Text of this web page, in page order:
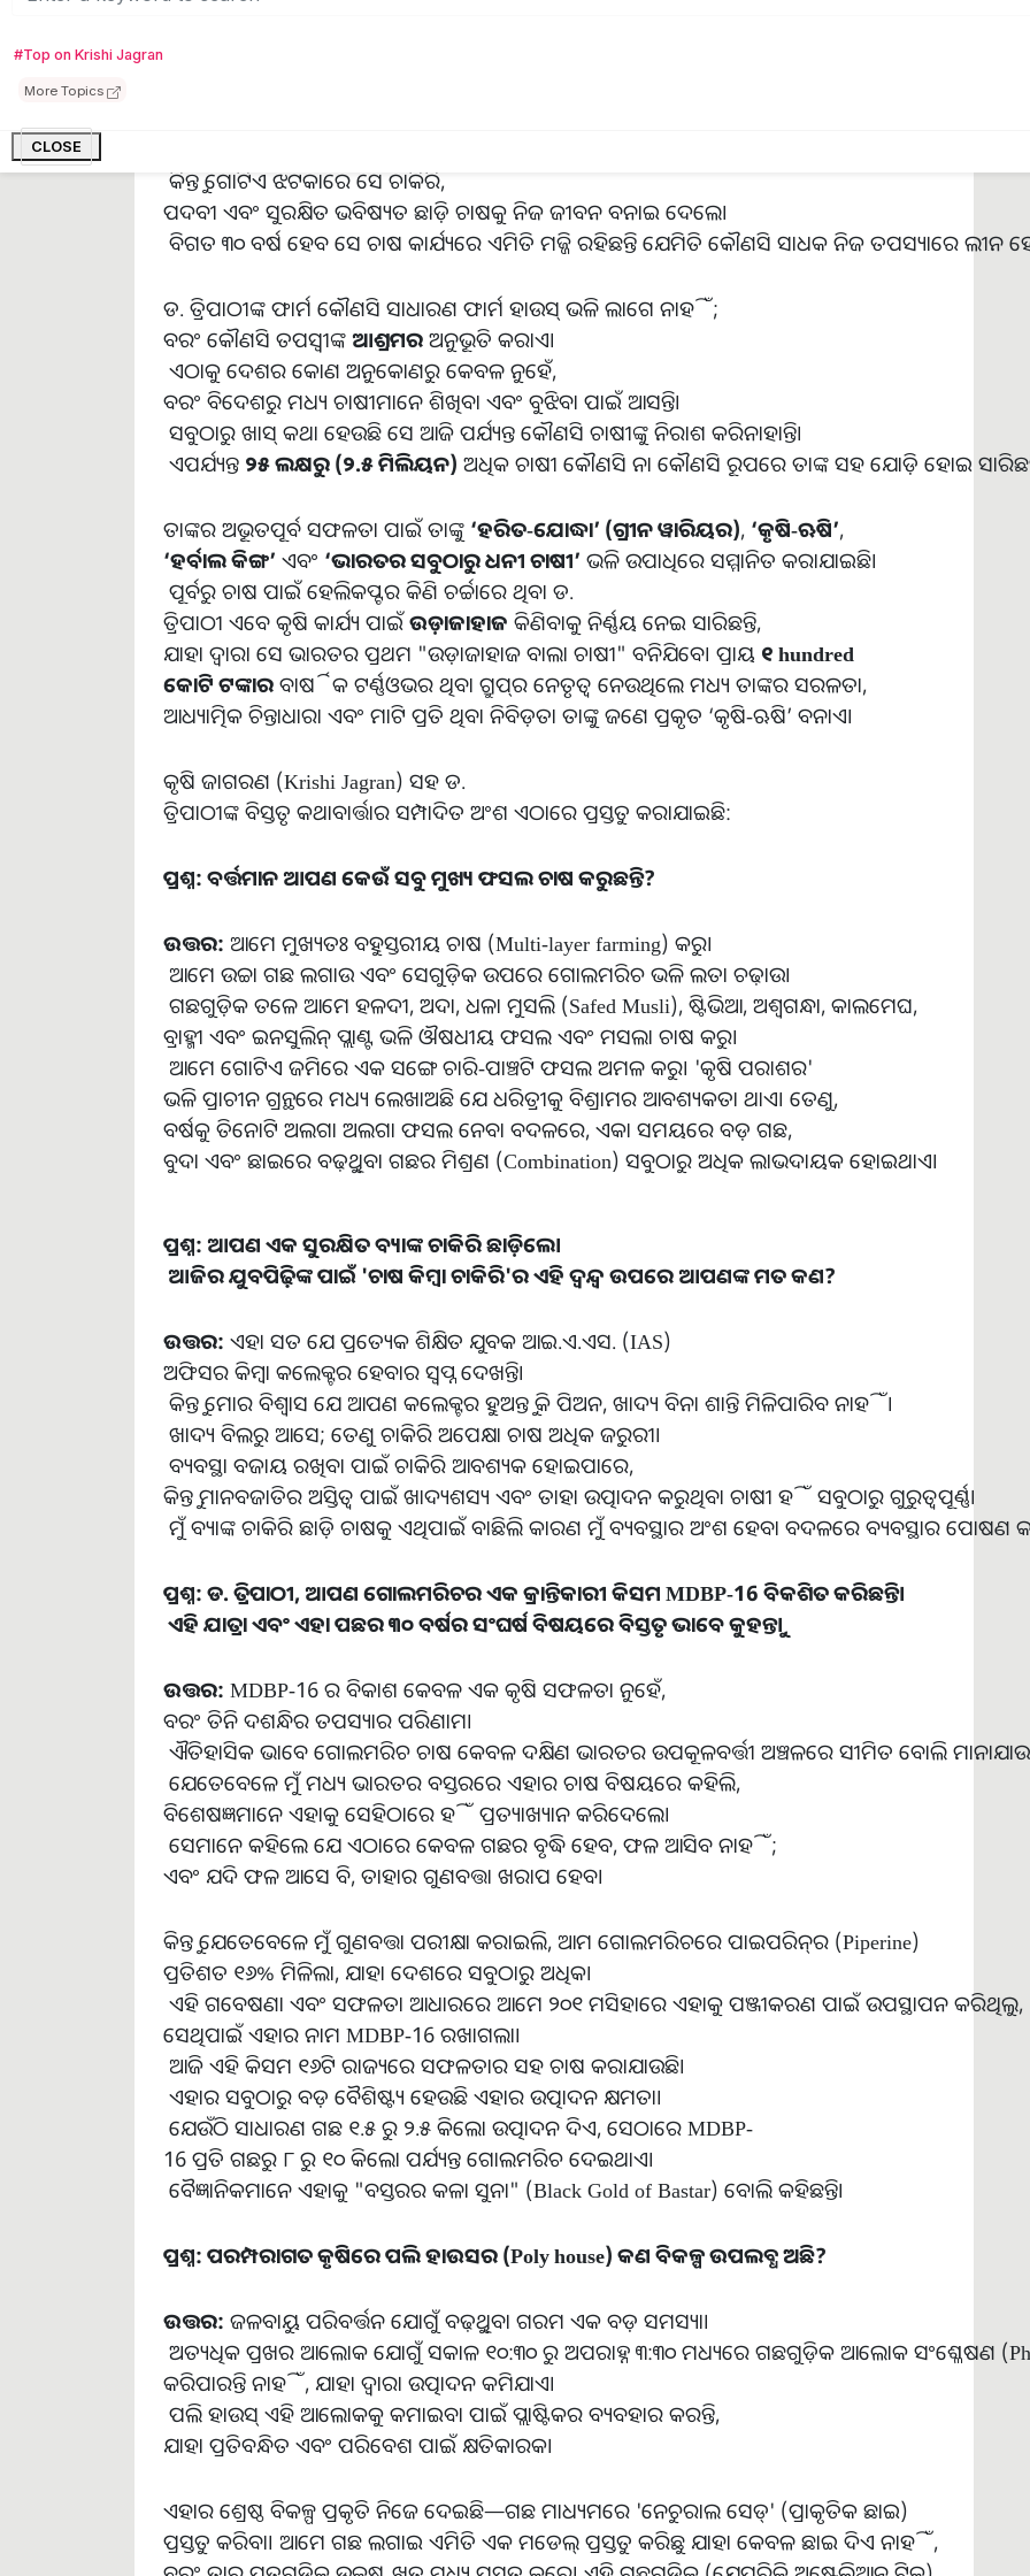
#Top on Krishi Jagran
More Topics
CLOSE
କିନ୍ତୁ ଗୋଟିଏ ଝଟକାରେ ସେ ଚାକିରି,
ପଦବୀ ଏବଂ ସୁରକ୍ଷିତ ଭବିଷ୍ୟତ ଛାଡ଼ି ଚାଷକୁ ନିଜ ଜୀବନ ବନାଇ ଦେଲେ।
ବିଗତ ୩୦ ବର୍ଷ ହେବ ସେ ଚାଷ କାର୍ଯ୍ୟରେ ଏମିତି ମଜ୍ଜି ରହିଛନ୍ତି ଯେମିତି କୌଣସି ସାଧକ ନିଜ ତପସ୍ୟାରେ ଲୀନ
ଡ. ତ୍ରିପାଠୀଙ୍କ ଫାର୍ମ କୌଣସି ସାଧାରଣ ଫାର୍ମ ହାଉସ୍ ଭଳି ଲାଗେ ନାହିଁ;
ବରଂ କୌଣସି ତପସ୍ୱୀଙ୍କ ଆଶ୍ରମର ଅନୁଭୂତି କରାଏ।
ଏଠାକୁ ଦେଶର କୋଣ ଅନୁକୋଣରୁ କେବଳ ନୁହେଁ,
ବରଂ ବିଦେଶରୁ ମଧ୍ୟ ଚାଷୀମାନେ ଶିଖିବା ଏବଂ ବୁଝିବା ପାଇଁ ଆସନ୍ତି।
ସବୁଠାରୁ ଖାସ୍ କଥା ହେଉଛି ସେ ଆଜି ପର୍ଯ୍ୟନ୍ତ କୌଣସି ଚାଷୀଙ୍କୁ ନିରାଶ କରିନାହାନ୍ତି।
ଏପର୍ଯ୍ୟନ୍ତ ୨୫ଲକ୍ଷରୁ (୨.୫ମିଲିୟନ) ଅଧିକ ଚାଷୀ କୌଣସି ନା କୌଣସି ରୂପରେ ତାଙ୍କ ସହ ଯୋଡ଼ି ହୋଇ ସାରିଛନ୍ତି
ତାଙ୍କର ଅଭୂତପୂର୍ବ ସଫଳତା ପାଇଁ ତାଙ୍କୁ ‘ହରିତ-ଯୋଦ୍ଧା’ (ଗ୍ରୀନୱାରିୟର), ‘କୃଷି-ଋଷି’,
‘ହର୍ବାଲକିଙ୍ଗ’ ଏବଂ ‘ଭାରତରସବୁଠାରୁଧନୀ ଚାଷୀ’ ଭଳି ଉପାଧିରେ ସମ୍ମାନିତ କରାଯାଇଛି।
ପୂର୍ବରୁ ଚାଷ ପାଇଁ ହେଲିକପ୍ଟର କିଣି ଚର୍ଚ୍ଚାରେ ଥିବା ଡ.
ତ୍ରିପାଠୀ ଏବେ କୃଷି କାର୍ଯ୍ୟ ପାଇଁଉଡ଼ାଜାହାଜ କିଣିବାକୁ ନିର୍ଣ୍ଣୟ ନେଇ ସାରିଛନ୍ତି,
ଯାହା ଦ୍ୱାରା ସେ ଭାରତର ପ୍ରଥମ "ଉଡ଼ାଜାହାଜ ବାଲା ଚାଷୀ" ବନିଯିବେ। ପ୍ରାୟ ୧ hundred
କୋଟି ଟଙ୍କାର ବାର୍ଷିକ ଟର୍ଣ୍ଣଓଭର ଥିବା ଗ୍ରୁପ୍‌ର ନେତୃତ୍ୱ ନେଉଥିଲେ ମଧ୍ୟ ତାଙ୍କର ସରଳତା,
ଆଧ୍ୟାତ୍ମିକ ଚିନ୍ତାଧାରା ଏବଂ ମାଟି ପ୍ରତି ଥିବା ନିବିଡ଼ତା ତାଙ୍କୁ ଜଣେ ପ୍ରକୃତ ‘କୃଷି-ଋଷି’ ବନାଏ।
କୃଷି ଜାଗରଣ (Krishi Jagran) ସହ ଡ.
ତ୍ରିପାଠୀଙ୍କ ବିସ୍ତୃତ କଥାବାର୍ତ୍ତାର ସମ୍ପାଦିତ ଅଂଶ ଏଠାରେ ପ୍ରସ୍ତୁତ କରାଯାଇଛି:
ପ୍ରଶ୍ନ: ବର୍ତ୍ତମାନଆପଣ କେଉଁସବୁମୁଖ୍ୟ ଫସଲଚାଷ କରୁଛନ୍ତି?
ଉତ୍ତର: ଆମେ ମୁଖ୍ୟତଃ ବହୁସ୍ତରୀୟ ଚାଷ (Multi-layer farming) କରୁ।
ଆମେ ଉଚ୍ଚା ଗଛ ଲଗାଉ ଏବଂ ସେଗୁଡ଼ିକ ଉପରେ ଗୋଲମରିଚ ଭଳି ଲତା ଚଢ଼ାଉ।
ଗଛଗୁଡ଼ିକ ତଳେ ଆମେ ହଳଦୀ, ଅଦା, ଧଳା ମୁସଲି (Safed Musli), ଷ୍ଟିଭିଆ, ଅଶ୍ୱଗନ୍ଧା, କାଲମେଘ,
ବ୍ରାହ୍ମୀ ଏବଂ ଇନସୁଲିନ୍ ପ୍ଲାଣ୍ଟ ଭଳି ଔଷଧୀୟ ଫସଲ ଏବଂ ମସଲା ଚାଷ କରୁ।
ଆମେ ଗୋଟିଏ ଜମିରେ ଏକ ସଙ୍ଗେ ଚାରି-ପାଞ୍ଚଟି ଫସଲ ଅମଳ କରୁ। 'କୃଷି ପରାଶର'
ଭଳି ପ୍ରାଚୀନ ଗ୍ରନ୍ଥରେ ମଧ୍ୟ ଲେଖାଅଛି ଯେ ଧରିତ୍ରୀକୁ ବିଶ୍ରାମର ଆବଶ୍ୟକତା ଥାଏ। ତେଣୁ,
ବର୍ଷକୁ ତିନୋଟି ଅଲଗା ଅଲଗା ଫସଲ ନେବା ବଦଳରେ, ଏକା ସମୟରେ ବଡ଼ ଗଛ,
ବୁଦା ଏବଂ ଛାଇରେ ବଢ଼ୁଥିବା ଗଛର ମିଶ୍ରଣ (Combination) ସବୁଠାରୁ ଅଧିକ ଲାଭଦାୟକ ହୋଇଥାଏ।
ପ୍ରଶ୍ନ: ଆପଣ ଏକ ସୁରକ୍ଷିତବ୍ୟାଙ୍କଚାକିରିଛାଡ଼ିଲେ।
ଆଜିରଯୁବପିଢ଼ିଙ୍କପାଇଁ 'ଚାଷ କିମ୍ବାଚାକିରି'ରଏହି ଦ୍ୱନ୍ଦ୍ୱ ଉପରେଆପଣଙ୍କମତକଣ?
ଉତ୍ତର: ଏହା ସତ ଯେ ପ୍ରତ୍ୟେକ ଶିକ୍ଷିତ ଯୁବକ ଆଇ.ଏ.ଏସ. (IAS)
ଅଫିସର କିମ୍ବା କଲେକ୍ଟର ହେବାର ସ୍ୱପ୍ନ ଦେଖନ୍ତି।
କିନ୍ତୁ ମୋର ବିଶ୍ୱାସ ଯେ ଆପଣ କଲେକ୍ଟର ହୁଅନ୍ତୁ କି ପିଅନ, ଖାଦ୍ୟ ବିନା ଶାନ୍ତି ମିଳିପାରିବ ନାହିଁ।
ଖାଦ୍ୟ ବିଲରୁ ଆସେ; ତେଣୁ ଚାକିରି ଅପେକ୍ଷା ଚାଷ ଅଧିକ ଜରୁରୀ।
ବ୍ୟବସ୍ଥା ବଜାୟ ରଖିବା ପାଇଁ ଚାକିରି ଆବଶ୍ୟକ ହୋଇପାରେ,
କିନ୍ତୁ ମାନବଜାତିର ଅସ୍ତିତ୍ୱ ପାଇଁ ଖାଦ୍ୟଶସ୍ୟ ଏବଂ ତାହା ଉତ୍ପାଦନ କରୁଥିବା ଚାଷୀ ହିଁ ସବୁଠାରୁ ଗୁରୁତ୍ୱପୂର୍ଣ୍ଣ।
ମୁଁ ବ୍ୟାଙ୍କ ଚାକିରି ଛାଡ଼ି ଚାଷକୁ ଏଥିପାଇଁ ବାଛିଲି କାରଣ ମୁଁ ବ୍ୟବସ୍ଥାର ଅଂଶ ହେବା ବଦଳରେ ବ୍ୟବସ୍ଥାର ପୋଷଣ
ପ୍ରଶ୍ନ: ଡ. ତ୍ରିପାଠୀ, ଆପଣ ଗୋଲମରିଚରଏକ କ୍ରାନ୍ତିକାରୀ କିସମ MDBP-16 ବିକଶିତକରିଛନ୍ତି।
ଏହି ଯାତ୍ରାଏବଂଏହାପଛର୩୦ବର୍ଷରସଂଘର୍ଷବିଷୟରେବିସ୍ତୃତଭାବେକୁହନ୍ତୁ।
ଉତ୍ତର: MDBP-16 ର ବିକାଶ କେବଳ ଏକ କୃଷି ସଫଳତା ନୁହେଁ,
ବରଂ ତିନି ଦଶନ୍ଧିର ତପସ୍ୟାର ପରିଣାମ।
ଐତିହାସିକ ଭାବେ ଗୋଲମରିଚ ଚାଷ କେବଳ ଦକ୍ଷିଣ ଭାରତର ଉପକୂଳବର୍ତ୍ତୀ ଅଞ୍ଚଳରେ ସୀମିତ ବୋଲି
ଯେତେବେଳେ ମୁଁ ମଧ୍ୟ ଭାରତର ବସ୍ତରରେ ଏହାର ଚାଷ ବିଷୟରେ କହିଲି,
ବିଶେଷଜ୍ଞମାନେ ଏହାକୁ ସେହିଠାରେ ହିଁ ପ୍ରତ୍ୟାଖ୍ୟାନ କରିଦେଲେ।
ସେମାନେ କହିଲେ ଯେ ଏଠାରେ କେବଳ ଗଛର ବୃଦ୍ଧି ହେବ, ଫଳ ଆସିବ ନାହିଁ;
ଏବଂ ଯଦି ଫଳ ଆସେ ବି, ତାହାର ଗୁଣବତ୍ତା ଖରାପ ହେବ।
କିନ୍ତୁ ଯେତେବେଳେ ମୁଁ ଗୁଣବତ୍ତା ପରୀକ୍ଷା କରାଇଲି, ଆମ ଗୋଲମରିଚରେ ପାଇପରିନ୍‌ର (Piperine)
ପ୍ରତିଶତ ୧୬% ମିଳିଲା, ଯାହା ଦେଶରେ ସବୁଠାରୁ ଅଧିକ।
ଏହି ଗବେଷଣା ଏବଂ ସଫଳତା ଆଧାରରେ ଆମେ ୨୦୧ ମସିହାରେ ଏହାକୁ ପଞ୍ଜୀକରଣ ପାଇଁ ଉପସ୍ଥାପନ କରିଥିଲୁ,
ସେଥିପାଇଁ ଏହାର ନାମ MDBP-16 ରଖାଗଲା।
ଆଜି ଏହି କିସମ ୧୬ଟି ରାଜ୍ୟରେ ସଫଳତାର ସହ ଚାଷ କରାଯାଉଛି।
ଏହାର ସବୁଠାରୁ ବଡ଼ ବୈଶିଷ୍ଟ୍ୟ ହେଉଛି ଏହାର ଉତ୍ପାଦନ କ୍ଷମତା।
ଯେଉଁଠି ସାଧାରଣ ଗଛ ୧.୫ ରୁ ୨.୫ କିଲୋ ଉତ୍ପାଦନ ଦିଏ, ସେଠାରେ MDBP-
16 ପ୍ରତି ଗଛରୁ ୮ ରୁ ୧୦ କିଲୋ ପର୍ଯ୍ୟନ୍ତ ଗୋଲମରିଚ ଦେଇଥାଏ।
ବୈଜ୍ଞାନିକମାନେ ଏହାକୁ "ବସ୍ତରର କଳା ସୁନା" (Black Gold of Bastar) ବୋଲି କହିଛନ୍ତି।
ପ୍ରଶ୍ନ: ପରମ୍ପରାଗତକୃଷିରେପଲିହାଉସର (Poly house) କଣ ବିକଳ୍ପଉପଲବ୍ଧଅଛି?
ଉତ୍ତର: ଜଳବାୟୁ ପରିବର୍ତ୍ତନ ଯୋଗୁଁ ବଢ଼ୁଥିବା ଗରମ ଏକ ବଡ଼ ସମସ୍ୟା।
ଅତ୍ୟଧିକ ପ୍ରଖର ଆଲୋକ ଯୋଗୁଁ ସକାଳ ୧୦:୩୦ ରୁ ଅପରାହ୍ନ ୩:୩୦ ମଧ୍ୟରେ ଗଛଗୁଡ଼ିକ ଆଲୋକ ସଂଶ୍ଳେଷଣ
କରିପାରନ୍ତି ନାହିଁ, ଯାହା ଦ୍ୱାରା ଉତ୍ପାଦନ କମିଯାଏ।
ପଲି ହାଉସ୍ ଏହି ଆଲୋକକୁ କମାଇବା ପାଇଁ ପ୍ଲାଷ୍ଟିକର ବ୍ୟବହାର କରନ୍ତି,
ଯାହା ପ୍ରତିବନ୍ଧିତ ଏବଂ ପରିବେଶ ପାଇଁ କ୍ଷତିକାରକ।
ଏହାର ଶ୍ରେଷ୍ଠ ବିକଳ୍ପ ପ୍ରକୃତି ନିଜେ ଦେଇଛି—ଗଛ ମାଧ୍ୟମରେ 'ନେଚୁରାଲ ସେଡ୍' (ପ୍ରାକୃତିକ ଛାଇ)
ପ୍ରସ୍ତୁତ କରିବା। ଆମେ ଗଛ ଲଗାଇ ଏମିତି ଏକ ମଡେଲ୍ ପ୍ରସ୍ତୁତ କରିଛୁ ଯାହା କେବଳ ଛାଇ ଦିଏ ନାହିଁ,